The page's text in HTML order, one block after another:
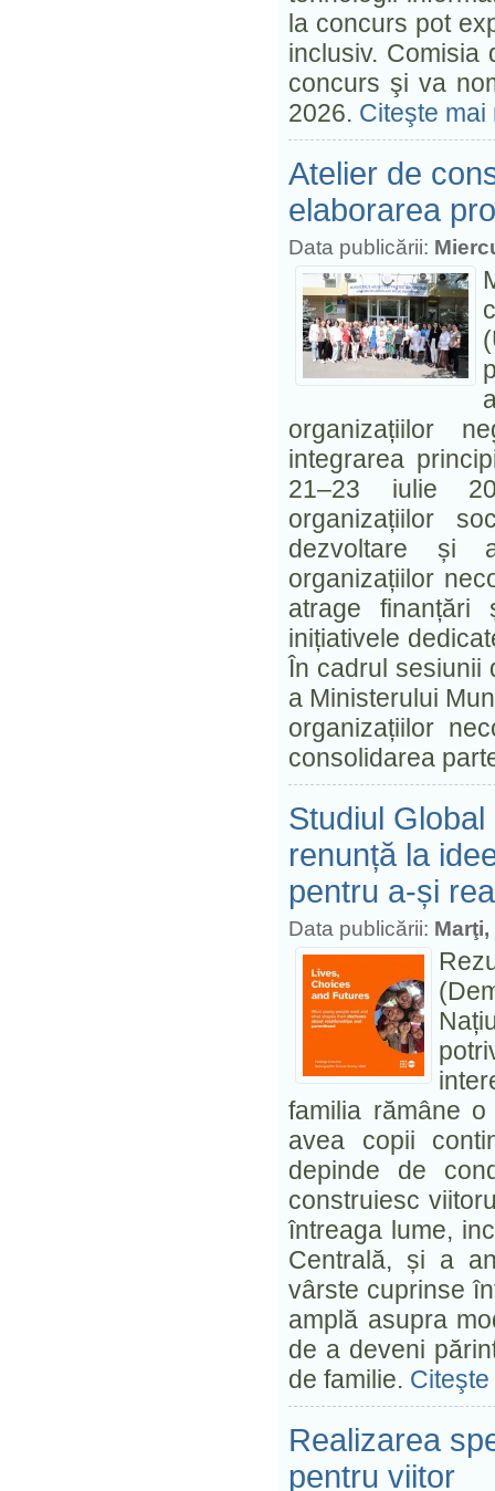
la concurs pot
inclusiv. Comisia
concurs şi va
2026. Citeşte mai
Atelier de
elaborarea
Data publicării:
organizațiilor
integrarea
21–23 iulie
organizațiilor
dezvoltare și
organizațiilor
atrage
inițiativele
În cadrul sesiunii
a Ministerului
organizațiilor
consolidarea
Studiul
renunță la
pentru a-și
Data publicării:
familia rămâne
avea copii
depinde de
construiesc
întreaga lume,
Centrală, și a
vârste cuprinse
amplă asupra
de a deveni
de familie.
Realizarea
pentru viitor